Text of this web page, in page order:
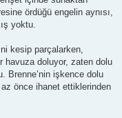
ördüğü engelin aynısı,
yoktu.
kesip parçalarken,
havuza doluyor, zaten dolu
Brenne’nin işkence dolu
az önce ihanet ettiklerinden